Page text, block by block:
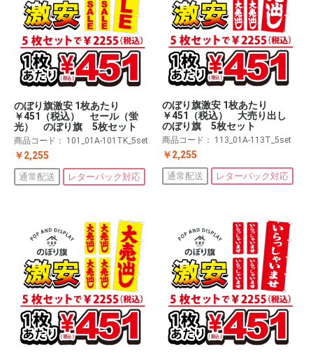
のぼり旗激安 1枚あたり
￥451（税込） セール（蛍
光） のぼり旗 5枚セット
商品コード： 101_01A-101TK_5set
￥2,255
通常配送 レターパック対応
のぼり旗激安 1枚あたり
￥451（税込） 大売り出し
のぼり旗 5枚セット
商品コード： 113_01A-113T_5set
￥2,255
通常配送 レターパック対応